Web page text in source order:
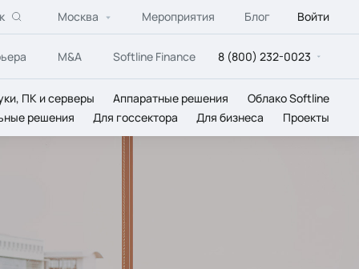
Москва Мероприятия Блог Войти
M&A Softline Finance 8 (800) 232-0023
ПК и серверы Аппаратные решения
Облако Softline
решения Для госсектора Для бизнеса Проекты